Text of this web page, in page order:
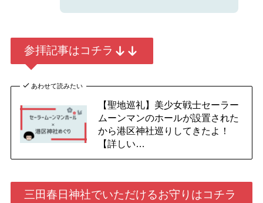
参拝記事はコチラ
あわせて読みたい
【聖地巡礼】美少女戦士セーラー
ムーンマンのホールが設置された
から港区神社巡りしてきたよ！
【詳しい…
三田春日神社でいただけるお守りはコチラ